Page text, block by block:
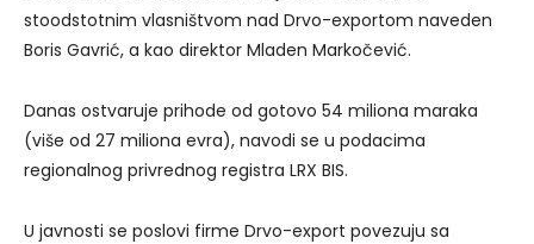
stoodstotnim vlasništvom nad Drvo-exportom naveden
Boris Gavrić, a kao direktor Mladen Markočević.
Danas ostvaruje prihode od gotovo 54 miliona maraka
(više od 27 miliona evra), navodi se u podacima
regionalnog privrednog registra LRX BIS.
U javnosti se poslovi firme Drvo-export povezuju sa